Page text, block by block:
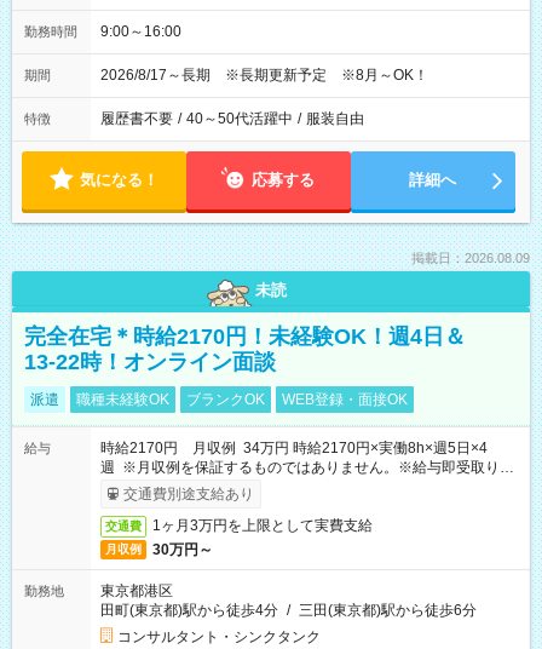
勤務時間 9:00～16:00
期間 2026/8/17～長期 ※長期更新予定 ※8月～OK！
特徴 履歴書不要 / 40～50代活躍中 / 服装自由
気になる！ 応募する 詳細へ
掲載日：2026.08.09
未読
完全在宅＊時給2170円！未経験OK！週4日＆
13-22時！オンライン面談
派遣 職種未経験OK ブランクOK WEB登録・面接OK
給与
時給2170円 月収例 34万円 時給2170円×実働8h×週5日×4
週 ※月収例を保証するものではありません。※給与即受取りサ
ービス利用可（利用条件有）
交通費別途支給あり
交通費 1ヶ月3万円を上限として実費支給
月収例 30万円～
勤務地
東京都港区
田町(東京都)駅から徒歩4分 / 三田(東京都)駅から徒歩6分
コンサルタント・シンクタンク